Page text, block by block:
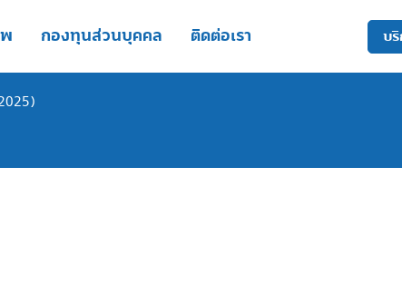
กองทุนส่วนบุคคล ติดต่อเรา บ